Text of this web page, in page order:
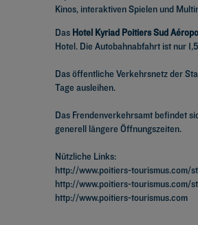
Kinos, interaktiven Spielen und
Das Hotel Kyriad Poitiers Sud
Hotel. Die Autobahnabfahrt ist nur
Das öffentliche Verkehrsnetz der
Tage ausleihen.
Das Frendenverkehrsamt befindet
generell längere Öffnungszeiten.
Nützliche Links:
http://www.poitiers-tourismus.com/
http://www.poitiers-tourismus.com/
http://www.poitiers-tourismus.com